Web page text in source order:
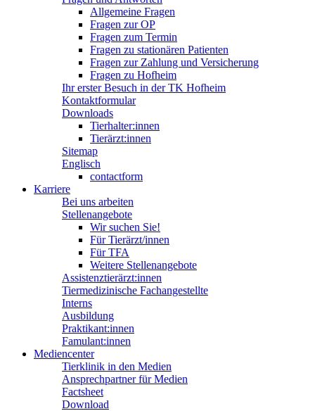
Allgemeine Fragen
Fragen zur OP
Fragen zum Termin
Fragen zu stationären Patienten
Fragen zur Zahlung und Versicherung
Fragen zu Hofheim
Ihr erster Besuch in der TK Hofheim
Kontaktformular
Downloads
Tierhalter:innen
Tierärzt:innen
Sitemap
Englisch
contactform
Karriere
Bei uns arbeiten
Stellenangebote
Wir suchen Sie!
Für Tierärzt/innen
Für TFA
Weitere Stellenangebote
Assistenztierärzt:innen
Tiermedizinische Fachangestellte
Interns
Ausbildung
Praktikant:innen
Famulant:innen
Mediencenter
Tierklinik in den Medien
Ansprechpartner für Medien
Factsheet
Download